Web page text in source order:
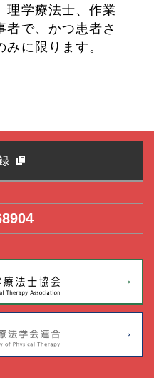
理学療法士、作業
者で、かつ患者さ
に限ります。